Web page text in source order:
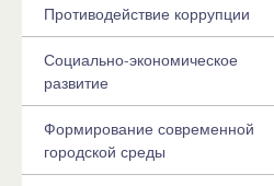
Противодействие коррупции
Социально-экономическое
развитие
Формирование современной
городской среды